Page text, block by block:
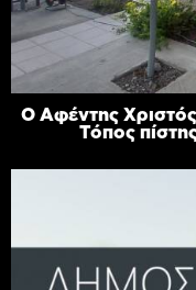
Ο Αφέντης
Τόπος